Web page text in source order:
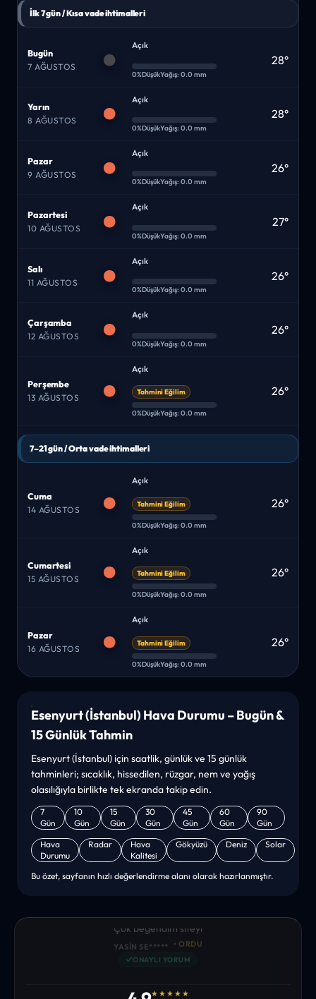
İlk 7 gün / Kısa vade ihtimalleri
Bugün
7 AĞUSTOS
Açık
0%DüşükYağış: 0.0 mm
28°
Yarın
8 AĞUSTOS
Açık
0%DüşükYağış: 0.0 mm
28°
Pazar
9 AĞUSTOS
Açık
0%DüşükYağış: 0.0 mm
26°
Pazartesi
10 AĞUSTOS
Açık
0%DüşükYağış: 0.0 mm
27°
Salı
11 AĞUSTOS
Açık
0%DüşükYağış: 0.0 mm
26°
Çarşamba
12 AĞUSTOS
Açık
0%DüşükYağış: 0.0 mm
26°
Perşembe
13 AĞUSTOS
Açık
Tahmini Eğilim
0%DüşükYağış: 0.0 mm
26°
7–21 gün / Orta vade ihtimalleri
Cuma
14 AĞUSTOS
Açık
Tahmini Eğilim
0%DüşükYağış: 0.0 mm
26°
Cumartesi
15 AĞUSTOS
Açık
Tahmini Eğilim
0%DüşükYağış: 0.0 mm
26°
Pazar
16 AĞUSTOS
Açık
Tahmini Eğilim
0%DüşükYağış: 0.0 mm
26°
Esenyurt (İstanbul) Hava Durumu – Bugün &
15 Günlük Tahmin
Esenyurt (İstanbul) için saatlik, günlük ve 15 günlük
tahminleri; sıcaklık, hissedilen, rüzgar, nem ve yağış
olasılığıyla birlikte tek ekranda takip edin.
7
Gün
10
Gün
15
Gün
30
Gün
45
Gün
60
Gün
90
Gün
Hava
Durumu
Radar
Hava
Kalitesi
Gökyüzü Deniz Solar
Bu özet, sayfanın hızlı değerlendirme alanı olarak hazırlanmıştır.
“sanırım yeni bir hava durumu sitesisiniz. ilk defa bu denli bir
site gördüm. bundn sonra sizinleym. tebrikler. sitede
istediğim tüm bilgiyi bulabiliyorum. ekibinizin emeğine saglık”
• ERZURUM